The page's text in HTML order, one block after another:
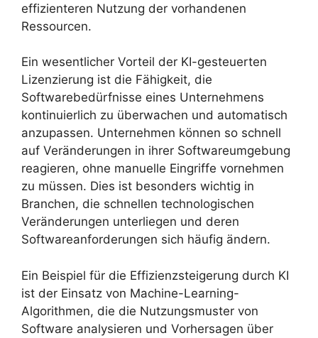
effizienteren Nutzung der vorhandenen
Ressourcen.
Ein wesentlicher Vorteil der KI-gesteuerten
Lizenzierung ist die Fähigkeit, die
Softwarebedürfnisse eines Unternehmens
kontinuierlich zu überwachen und automatisch
anzupassen. Unternehmen können so schnell
auf Veränderungen in ihrer Softwareumgebung
reagieren, ohne manuelle Eingriffe vornehmen
zu müssen. Dies ist besonders wichtig in
Branchen, die schnellen technologischen
Veränderungen unterliegen und deren
Softwareanforderungen sich häufig ändern.
Ein Beispiel für die Effizienzsteigerung durch KI
ist der Einsatz von Machine-Learning-
Algorithmen, die die Nutzungsmuster von
Software analysieren und Vorhersagen über